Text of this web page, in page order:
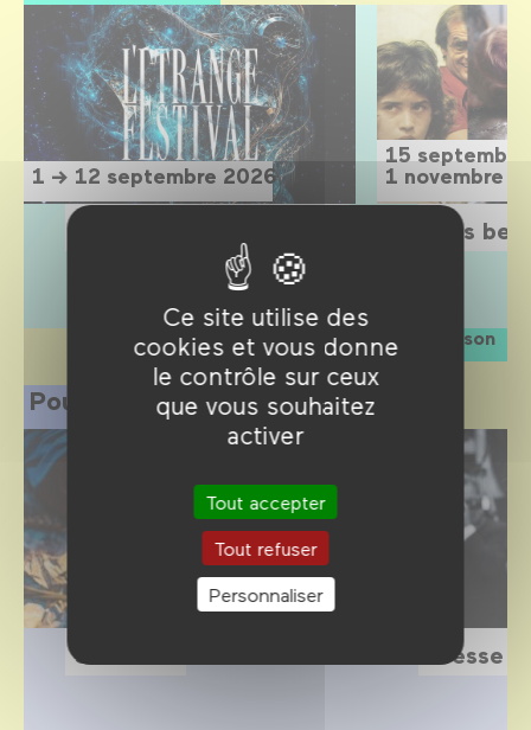
Ce site utilise des
cookies et vous donne
le contrôle sur ceux
que vous souhaitez
activer
Tout accepter
Tout refuser
Personnaliser
La saison
1 → 12 septembre 2026
15
1 novembre
Sois
Pour les professionnels
Scolaires Presse